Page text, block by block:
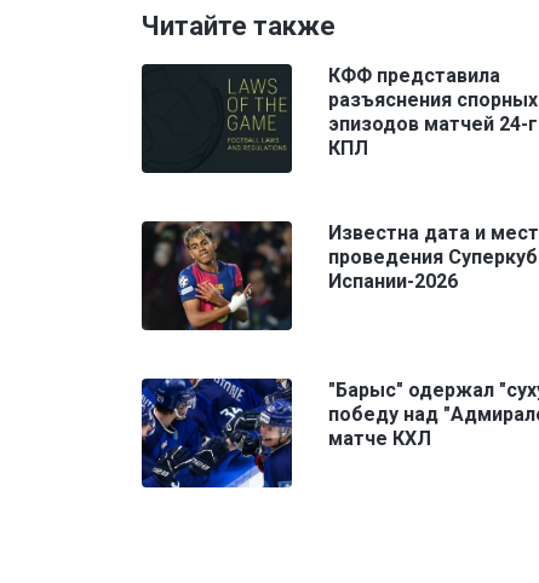
Читайте также
КФФ представила
разъяснения спорных
эпизодов матчей 24-
КПЛ
Известна дата и
проведения
Испании-2026
"Барыс" одержал
победу над
матче КХЛ